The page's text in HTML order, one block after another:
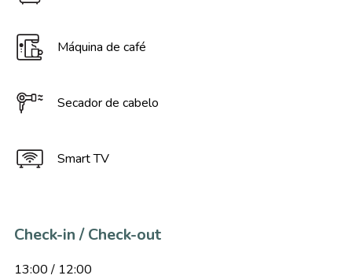
Máquina de café
Secador de cabelo
Smart TV
Check-in / Check-out
13:00 / 12:00